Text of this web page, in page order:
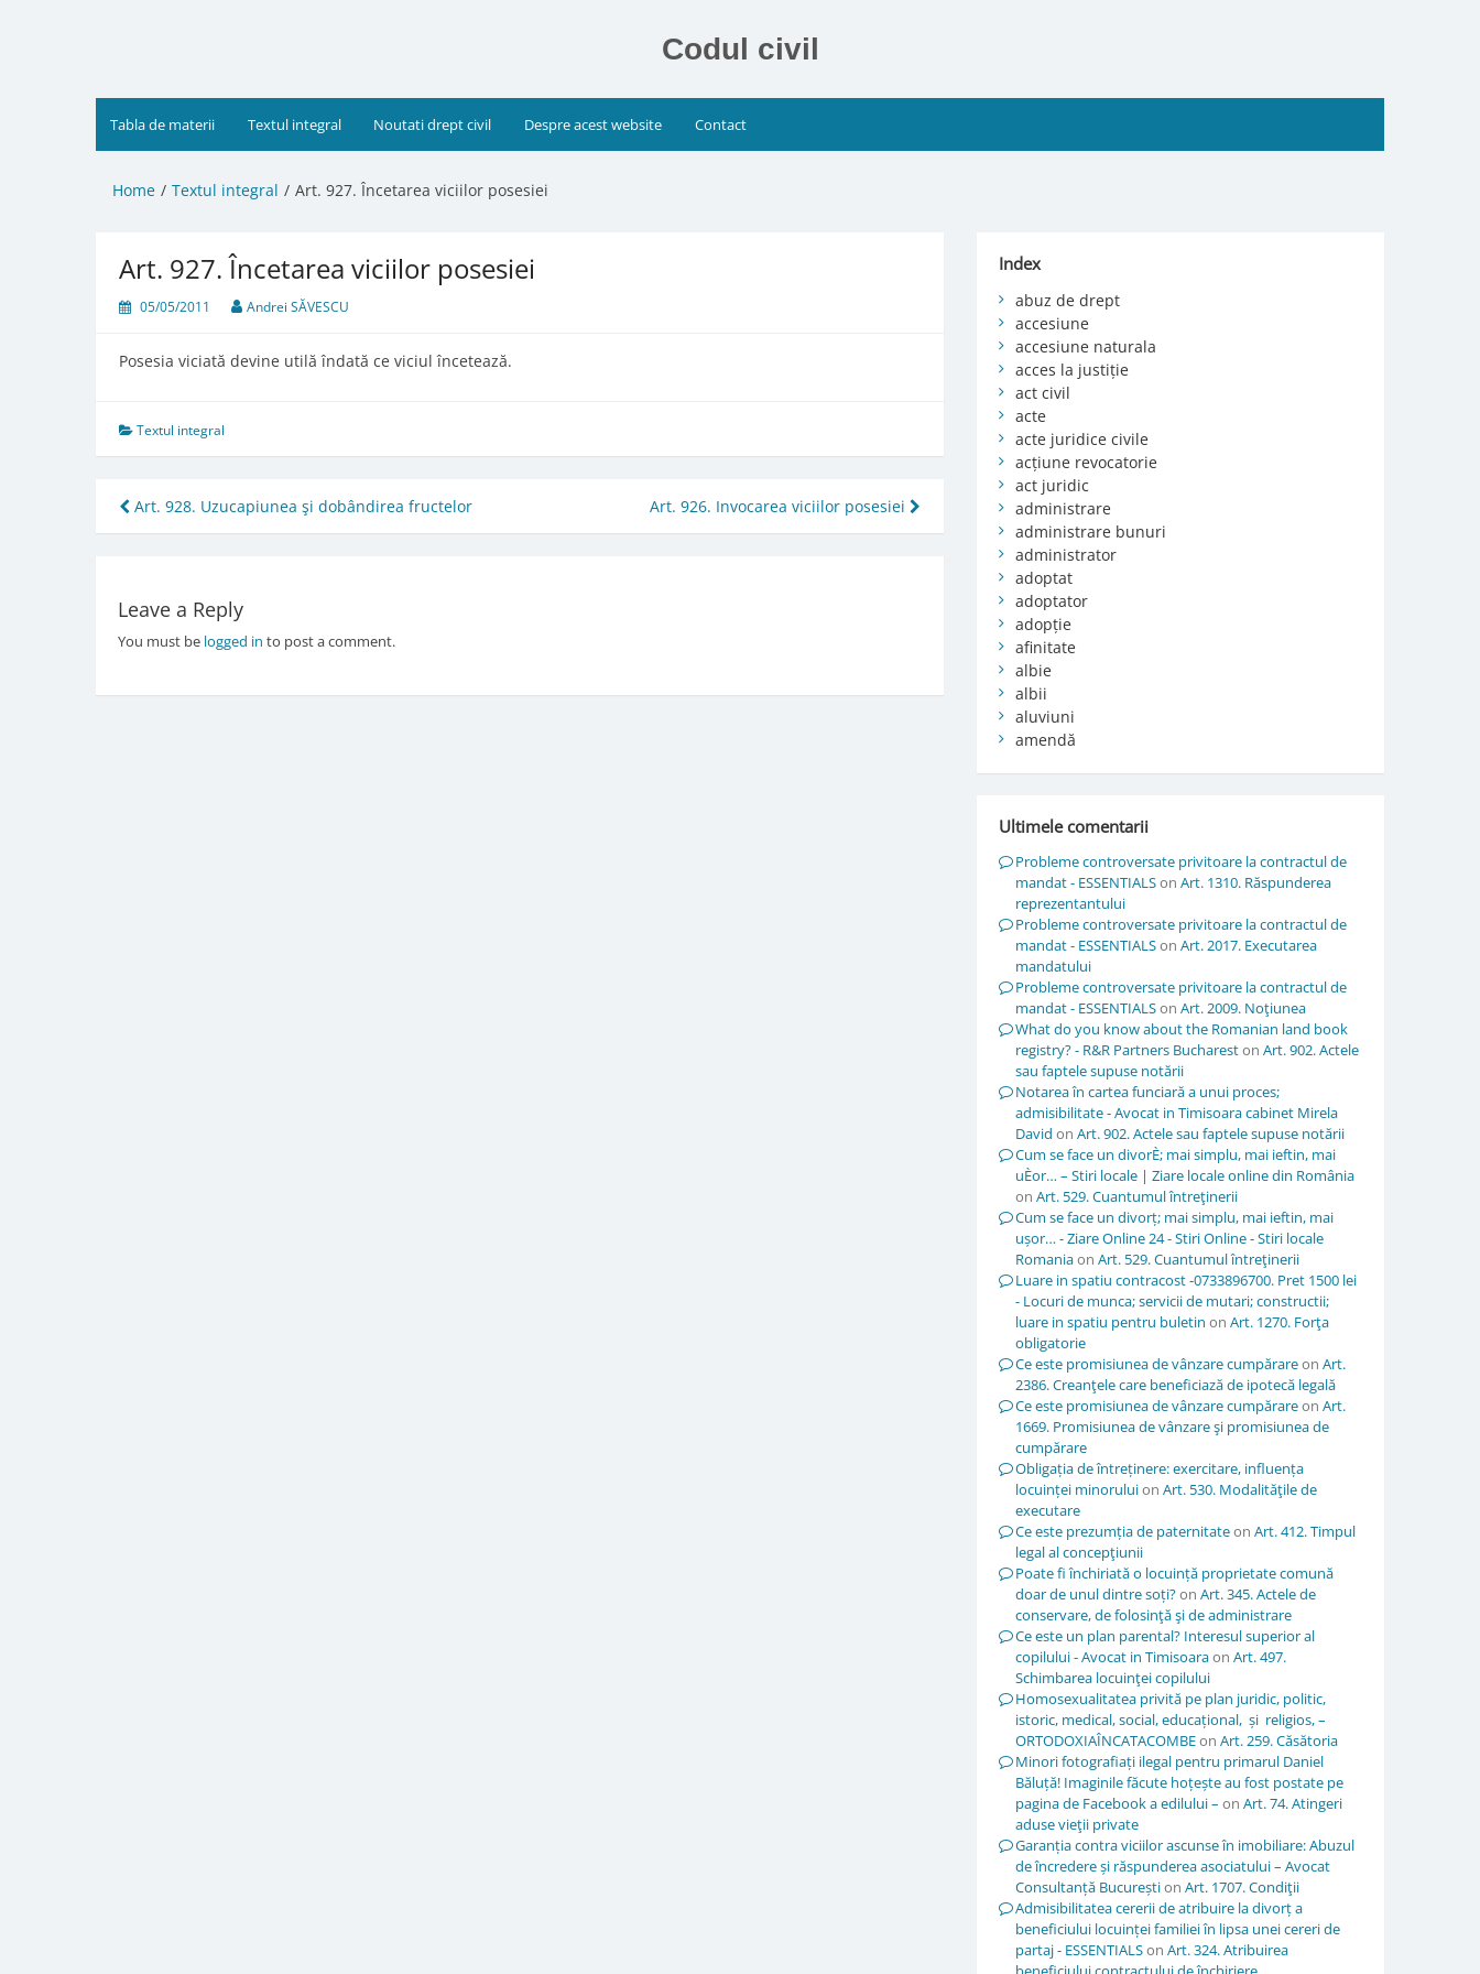
Codul civil
Tabla de materii Textul integral Noutati drept civil Despre acest website Contact
Home Textul integral Art. 927. Încetarea viciilor posesiei
Art. 927. Încetarea viciilor posesiei
05/05/2011 Andrei SĂVESCU
Posesia viciată devine utilă îndată ce viciul încetează.
Textul integral
Post
navigation
Art. 928. Uzucapiunea şi dobândirea fructelor Art. 926. Invocarea viciilor posesiei
Leave a Reply
You must be logged in to post a comment.
Index
abuz de drept
accesiune
accesiune naturala
acces la justiție
act civil
acte
acte juridice civile
acțiune revocatorie
act juridic
administrare
administrare bunuri
administrator
adoptat
adoptator
adopție
afinitate
albie
albii
aluviuni
amendă
Ultimele comentarii
Probleme controversate privitoare la contractul de
mandat - ESSENTIALSon Art. 1310. Răspunderea
reprezentantului
Probleme controversate privitoare la contractul de
mandat - ESSENTIALSon Art. 2017. Executarea
mandatului
Probleme controversate privitoare la contractul de
mandat - ESSENTIALSon Art. 2009. Noţiunea
What do you know about the Romanian land book
registry? - R&R Partners Buchareston Art. 902. Actele
sau faptele supuse notării
Notarea în cartea funciară a unui proces;
admisibilitate - Avocat in Timisoara cabinet Mirela
David on Art. 902. Actele sau faptele supuse notării
Cum se face un divorÈ; mai simplu, mai ieftin, mai
uÈor… – Stiri locale | Ziare locale online din România
on Art. 529. Cuantumul întreţinerii
Cum se face un divorț; mai simplu, mai ieftin, mai
ușor… - Ziare Online 24 - Stiri Online - Stiri locale
Romaniaon Art. 529. Cuantumul întreţinerii
Luare in spatiu contracost -0733896700. Pret 1500 lei
- Locuri de munca; servicii de mutari; constructii;
luare in spatiu pentru buletin on Art. 1270. Forţa
obligatorie
Ce este promisiunea de vânzare cumpărareon Art.
2386. Creanţele care beneficiază de ipotecă legală
Ce este promisiunea de vânzare cumpărareon Art.
1669. Promisiunea de vânzare şi promisiunea de
cumpărare
Obligația de întreținere: exercitare, influența
locuinței minoruluion Art. 530. Modalităţile de
executare
Ce este prezumția de paternitateon Art. 412. Timpul
legal al concepţiunii
Poate fi închiriată o locuință proprietate comună
doar de unul dintre soți?on Art. 345. Actele de
conservare, de folosinţă şi de administrare
Ce este un plan parental? Interesul superior al
copilului - Avocat in Timisoaraon Art. 497.
Schimbarea locuinţei copilului
Homosexualitatea privită pe plan juridic, politic,
istoric, medical, social, educațional, și religios, –
ORTODOXIAÎNCATACOMBEon Art. 259. Căsătoria
Minori fotografiați ilegal pentru primarul Daniel
Băluță! Imaginile făcute hoțește au fost postate pe
pagina de Facebook a edilului – on Art. 74. Atingeri
aduse vieţii private
Garanția contra viciilor ascunse în imobiliare: Abuzul
de încredere și răspunderea asociatului – Avocat
Consultanță Bucureștion Art. 1707. Condiţii
Admisibilitatea cererii de atribuire la divorț a
beneficiului locuinței familiei în lipsa unei cereri de
partaj - ESSENTIALSon Art. 324. Atribuirea